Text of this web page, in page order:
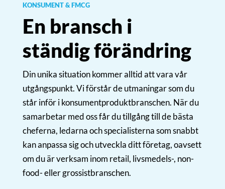
KONSUMENT & FMCG
En bransch i
ständig förändring
Din unika situation kommer alltid att vara vår
utgångspunkt. Vi förstår de utmaningar som du
står inför i konsumentproduktbranschen. När du
samarbetar med oss får du tillgång till de bästa
cheferna, ledarna och specialisterna som snabbt
kan anpassa sig och utveckla ditt företag, oavsett
om du är verksam inom retail, livsmedels-, non-
food- eller grossistbranschen.